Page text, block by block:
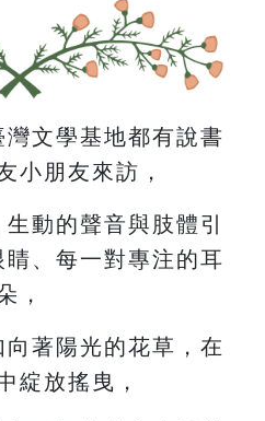
文學基地都有說書
小朋友來訪，
動的聲音與肢體引
、每一對專注的耳
，
著陽光的花草，在
綻放搖曳，